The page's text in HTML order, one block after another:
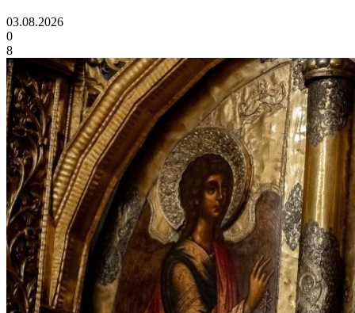
03.08.2026
0
8